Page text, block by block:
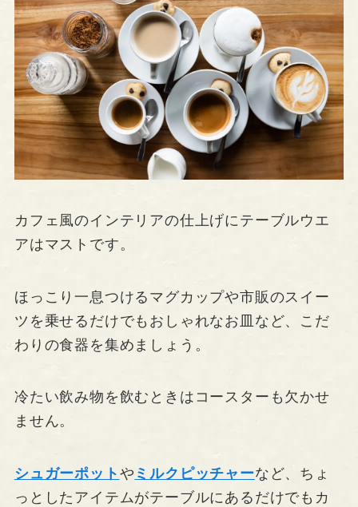
カフェ風のインテリアの仕上げにテーブルウエ
アはマストです。
ほっこり一息つけるマグカップや市販のスイー
ツを乗せるだけでもおしゃれなお皿など、こだ
わりの食器を集めましょう。
冷たい飲み物を飲むときはコースターも欠かせ
ません。
シュガーポット や ミルクピッチャーなど、ちょ
っとしたアイテムがテーブルにあるだけでもカ